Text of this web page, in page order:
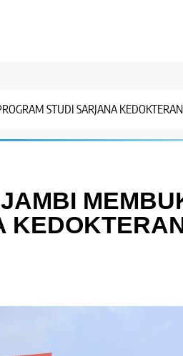
STUDI SARJANA